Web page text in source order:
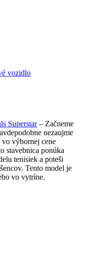
vozidlo
Superstar– Začneme
nezaujme
vo výbornej cene
stavebnica ponúka
tenisiek a poteši
Tento model je
vo vytríne.